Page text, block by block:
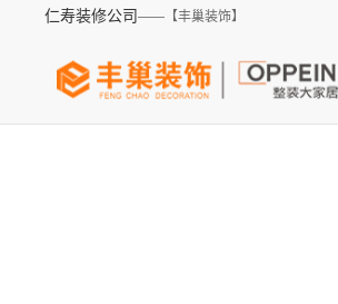
仁寿装修公司——【丰巢装饰】